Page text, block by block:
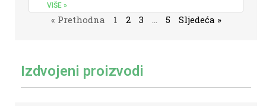
VIŠE »
« Prethodna 1 2 3 5 Sljedeća »
Izdvojeni proizvodi